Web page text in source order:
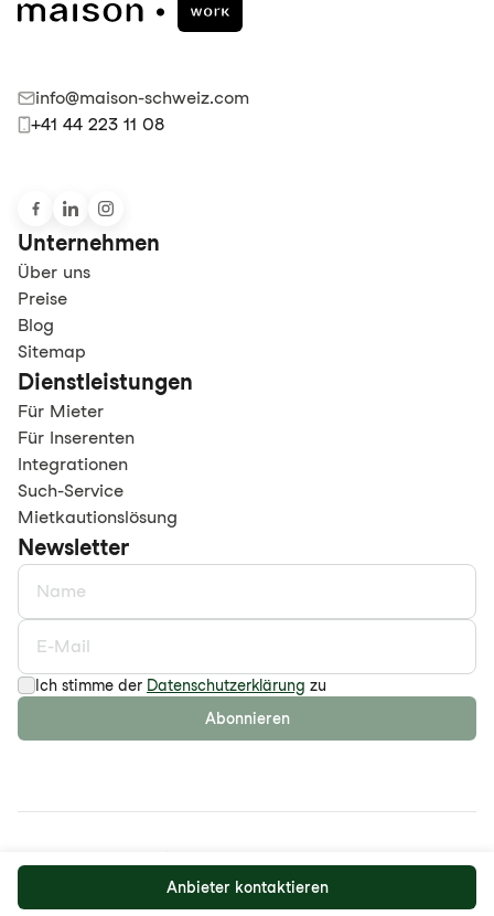
Anbieter kontaktieren
info@maison-schweiz.com
+41 44 223 11 08
Unternehmen
Über uns
Preise
Blog
Sitemap
Dienstleistungen
Für Mieter
Für Inserenten
Integrationen
Such-Service
Mietkautionslösung
Newsletter
Ich stimme der Datenschutzerklärung zu
Abonnieren
DatenschutzerklärungAGB